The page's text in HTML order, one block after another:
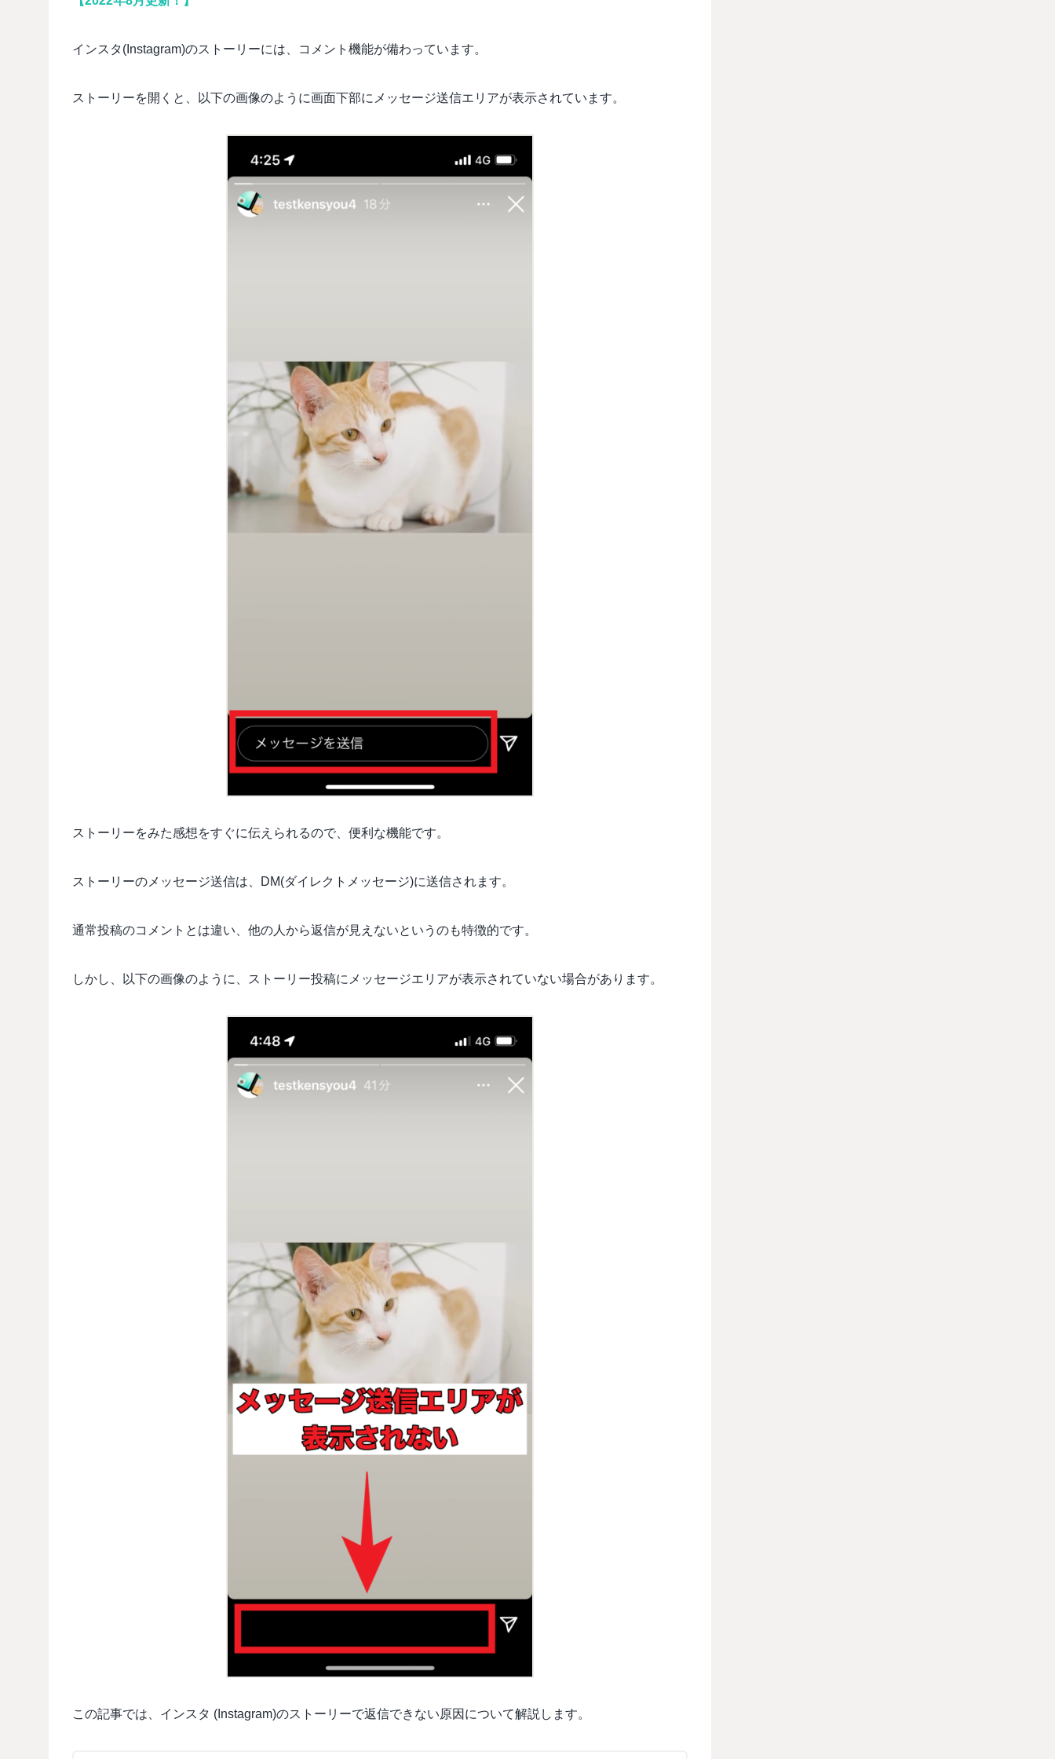
インスタ(Instagram)のストーリーには、コメント機能が備わっています。
ストーリーを開くと、以下の画像のように画面下部にメッセージ送信エリアが表示されています。
ストーリーをみた感想をすぐに伝えられるので、便利な機能です。
ストーリーのメッセージ送信は、DM(ダイレクトメッセージ)に送信されます。
通常投稿のコメントとは違い、他の人から返信が見えないというのも特徴的です。
しかし、以下の画像のように、ストーリー投稿にメッセージエリアが表示されていない場合があります。
この記事では、インスタ (Instagram)のストーリーで返信できない原因について解説します。